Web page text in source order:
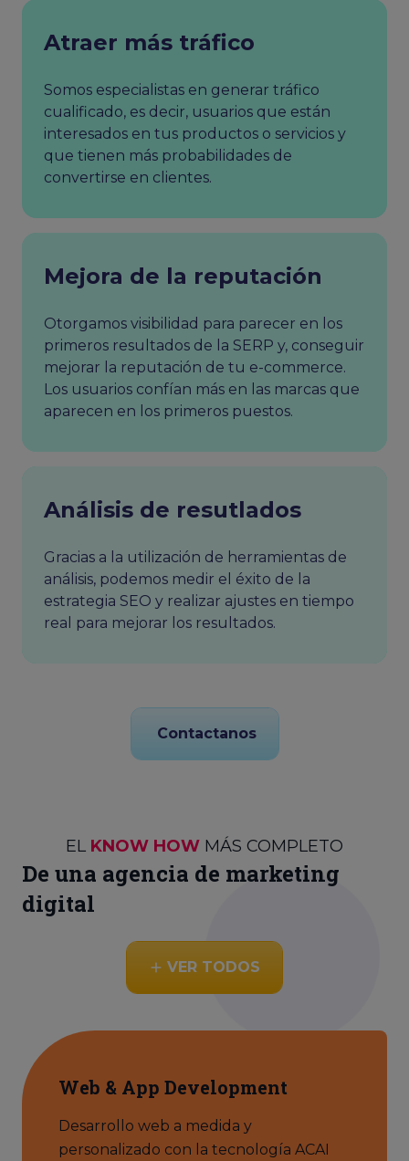
Atraer más tráfico
Somos especialistas en generar tráfico
cualificado, es decir, usuarios que están
interesados en tus productos o servicios y
que tienen más probabilidades de
convertirse en clientes.
Mejora de la reputación
Otorgamos visibilidad para parecer en los
primeros resultados de la SERP y, conseguir
mejorar la reputación de tu e-commerce.
Los usuarios confían más en las marcas que
aparecen en los primeros puestos.
Análisis de resutlados
Gracias a la utilización de herramientas de
análisis, podemos medir el éxito de la
estrategia SEO y realizar ajustes en tiempo
real para mejorar los resultados.
Contactanos
EL KNOW HOW MÁS COMPLETO
De una agencia de marketing
digital
VER TODOS
Web & App Development
Desarrollo web a medida y
personalizado con la tecnología ACAI